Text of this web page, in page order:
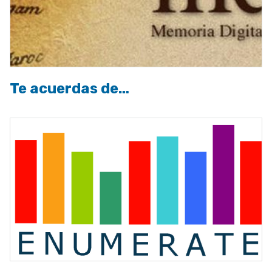
Te acuerdas de…